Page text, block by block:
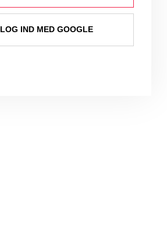
LOG IND MED GOOGLE